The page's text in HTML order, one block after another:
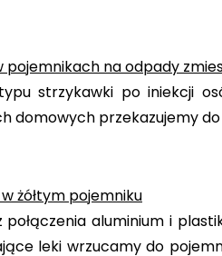
pojemnikach na odpady
strzykawki po iniekcji
domowych przekazujemy do
żółtym pojemniku
aluminium i
leki wrzucamy do